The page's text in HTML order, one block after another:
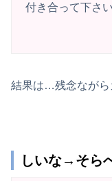
付き合って下さい
結果は…残念ながら
しいな→そら